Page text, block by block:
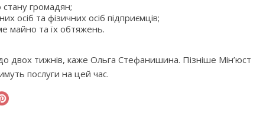
стану громадян;
та фізичних осіб підприємців;
майно та їх обтяжень.
двох тижнів, каже Ольга Стефанишина. Пізніше Мін’юст
послуги на цей час.